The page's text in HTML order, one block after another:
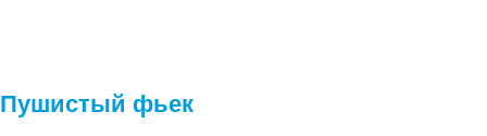
Пушистый фьек